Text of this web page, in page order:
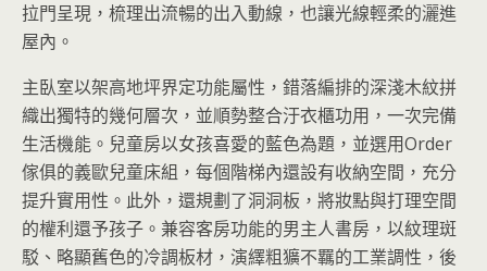
拉門呈現，梳理出流暢的出入動線，也讓光線輕柔的灑進
屋內。
主臥室以架高地坪界定功能屬性，錯落編排的深淺木紋拼
織出獨特的幾何層次，並順勢整合汙衣櫃功用，一次完備
生活機能。兒童房以女孩喜愛的藍色為題，並選用Order
傢俱的義歐兒童床組，每個階梯內還設有收納空間，充分
提升實用性。此外，還規劃了洞洞板，將妝點與打理空間
的權利還予孩子。兼容客房功能的男主人書房，以紋理斑
駁、略顯舊色的冷調板材，演繹粗獷不羈的工業調性，後